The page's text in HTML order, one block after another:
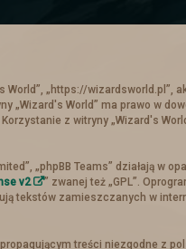
na
nowinek
tabela is truktura została
Na telefonach
z racje mniejszego ekranu
w której
w nią, automatyczne
World”, „https://
„Wizard's World” ma prawo w
z witryny „Wizard's
„phpBB Teams” działają
v2 ” zwanej też „GPL”.
tekstów zamieszczanych w
treści niezgodne z